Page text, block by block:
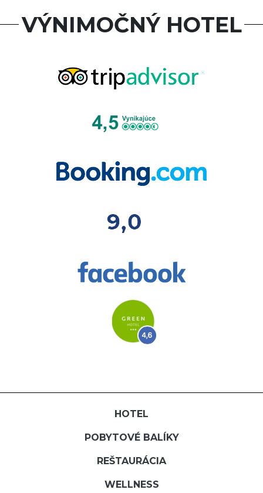
VÝNIMOČNÝ HOTEL
HOTEL
POBYTOVÉ BALÍKY
REŠTAURÁCIA
WELLNESS